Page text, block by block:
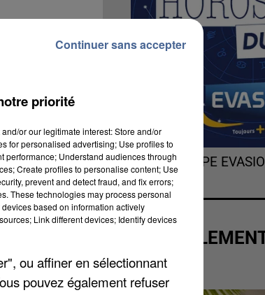
des
en Service
une dizaine
Marne, il y
l'objectif de
L'HOROSCOPE
GAGNER
priorité
or our legitimate interest: Store and/or
for personalised advertising; Use profiles to
performance; Understand audiences through
Create profiles to personalise content; Use
prevent and detect fraud, and fix errors;
These technologies may process personal
based on information actively
Link different devices; Identify devices
ou affiner en sélectionnant
pouvez également refuser
Continuer sans accepter